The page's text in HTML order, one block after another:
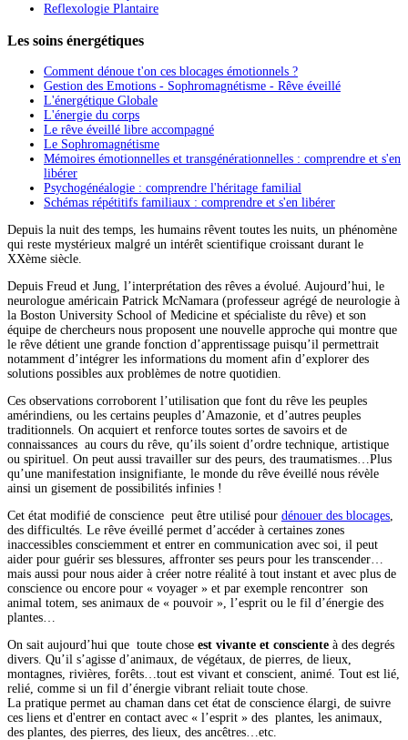
Reflexologie Plantaire
Les soins énergétiques
Comment dénoue t'on ces blocages émotionnels ?
Gestion des Emotions - Sophromagnétisme - Rêve éveillé
L'énergétique Globale
L'énergie du corps
Le rêve éveillé libre accompagné
Le Sophromagnétisme
Mémoires émotionnelles et transgénérationnelles : comprendre et s'en
libérer
Psychogénéalogie : comprendre l'héritage familial
Schémas répétitifs familiaux : comprendre et s'en libérer
Depuis la nuit des temps, les humains rêvent toutes les nuits, un phénomène
qui reste mystérieux malgré un intérêt scientifique croissant durant le
XXème siècle.
Depuis Freud et Jung, l’interprétation des rêves a évolué. Aujourd’hui, le
neurologue américain Patrick McNamara (professeur agrégé de neurologie à
la Boston University School of Medicine et spécialiste du rêve) et son
équipe de chercheurs nous proposent une nouvelle approche qui montre que
le rêve détient une grande fonction d’apprentissage puisqu’il permettrait
notamment d’intégrer les informations du moment afin d’explorer des
solutions possibles aux problèmes de notre quotidien.
Ces observations corroborent l’utilisation que font du rêve les peuples
amérindiens, ou les certains peuples d’Amazonie, et d’autres peuples
traditionnels. On acquiert et renforce toutes sortes de savoirs et de
connaissances au cours du rêve, qu’ils soient d’ordre technique, artistique
ou spirituel. On peut aussi travailler sur des peurs, des traumatismes…Plus
qu’une manifestation insignifiante, le monde du rêve éveillé nous révèle
ainsi un gisement de possibilités infinies !
Cet état modifié de conscience peut être utilisé pour dénouer des blocages
des difficultés. Le rêve éveillé permet d’accéder à certaines zones
inaccessibles consciemment et entrer en communication avec soi, il peut
aider pour guérir ses blessures, affronter ses peurs pour les transcender…
mais aussi pour nous aider à créer notre réalité à tout instant et avec plus de
conscience ou encore pour « voyager » et par exemple rencontrer son
animal totem, ses animaux de « pouvoir », l’esprit ou le fil d’énergie des
plantes…
On sait aujourd’hui que toute chose est vivante et consciente à des degrés
divers. Qu’il s’agisse d’animaux, de végétaux, de pierres, de lieux,
montagnes, rivières, forêts…tout est vivant et conscient, animé. Tout est lié,
relié, comme si un fil d’énergie vibrant reliait toute chose.
La pratique permet au chaman dans cet état de conscience élargi, de suivre
ces liens et d'entrer en contact avec « l’esprit » des plantes, les animaux,
des plantes, des pierres, des lieux, des ancêtres…etc.